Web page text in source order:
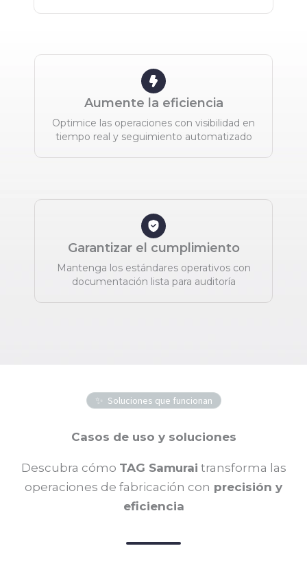
Aumente la eficiencia
Optimice las operaciones con visibilidad en
tiempo real y seguimiento automatizado
Garantizar el cumplimiento
Mantenga los estándares operativos con
documentación lista para auditoría
Soluciones que funcionan
Casos de uso y soluciones
Descubra cómo TAG Samurai transforma las
operaciones de fabricación con precisión y
eficiencia